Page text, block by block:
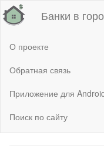
Банки в
О проекте
Обратная связь
Приложение для
Поиск по сайту